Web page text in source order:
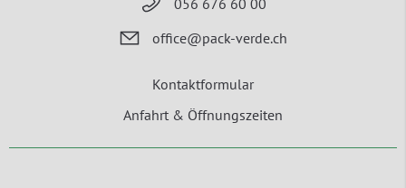
056 676 60 00
office@pack-verde.ch
Kontaktformular
Anfahrt & Öffnungszeiten